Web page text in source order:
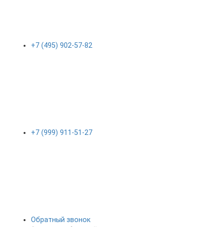
+7 (495) 902-57-82
+7 (999) 911-51-27
Обратный звонок